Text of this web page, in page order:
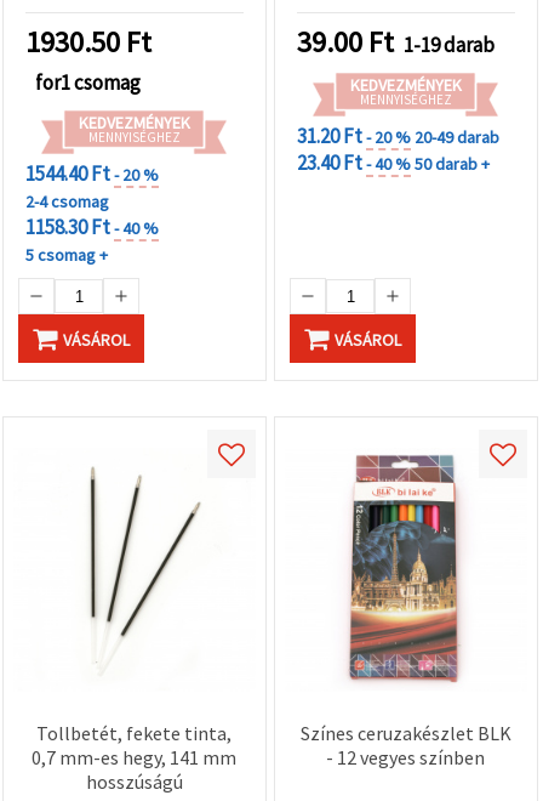
1930.50 Ft
for1 csomag
KEDVEZMÉNYEK
MENNYISÉGHEZ
1544.40 Ft- 20 %
2-4 csomag
1158.30 Ft- 40 %
5 csomag +
VÁSÁROL
39.00 Ft 1-19 darab
KEDVEZMÉNYEK
MENNYISÉGHEZ
31.20 Ft- 20 % 20-49 darab
23.40 Ft- 40 %50 darab +
VÁSÁROL
Tollbetét, fekete tinta,
0,7 mm-es hegy, 141 mm
hosszúságú
Színes ceruzakészlet BLK
- 12 vegyes színben